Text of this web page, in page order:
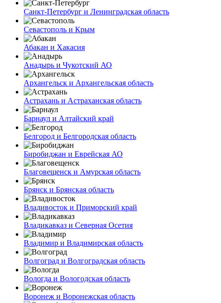
Санкт-Петербург и Ленинградская область
Севастополь и Крым
Абакан и Хакасия
Анадырь и Чукотский АО
Архангельск и Архангельская область
Астрахань и Астраханская область
Барнаул и Алтайский край
Белгород и Белгородская область
Биробиджан и Еврейская АО
Благовещенск и Амурская область
Брянск и Брянская область
Владивосток и Приморский край
Владикавказ и Северная Осетия
Владимир и Владимирская область
Волгоград и Волгоградская область
Вологда и Вологодская область
Воронеж и Воронежская область